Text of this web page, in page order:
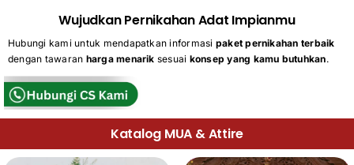
Wujudkan Pernikahan Adat Impianmu
Hubungi kami untuk mendapatkan informasi paket pernikahan terbaik
dengan tawaran harga menarik sesuai konsep yang kamu butuhkan.
Katalog MUA & Attire